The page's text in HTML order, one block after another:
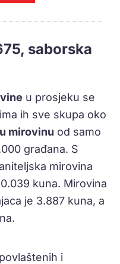
saborska
u prosjeku se
ih sve skupa oko
mirovinu od samo
građana. S
mirovina
kuna. Mirovina
je 3.887 kuna, a
i